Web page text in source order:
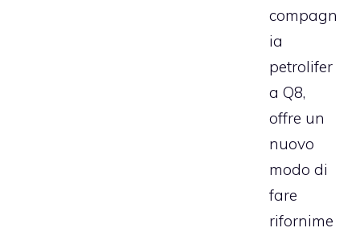
compagn
ia
petrolifer
a Q8,
offre un
nuovo
modo di
fare
rifornime